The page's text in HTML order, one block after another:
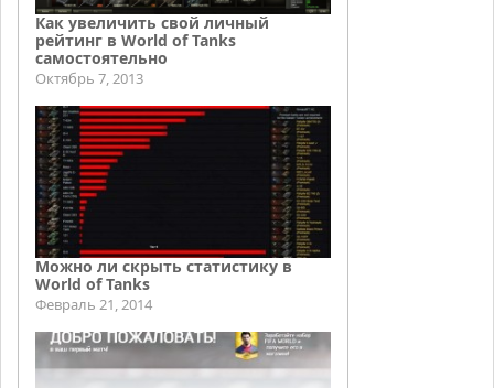
Как увеличить свой личный
рейтинг в World of Tanks
самостоятельно
Октябрь 7, 2013
Можно ли скрыть статистику в
World of Tanks
Февраль 21, 2014